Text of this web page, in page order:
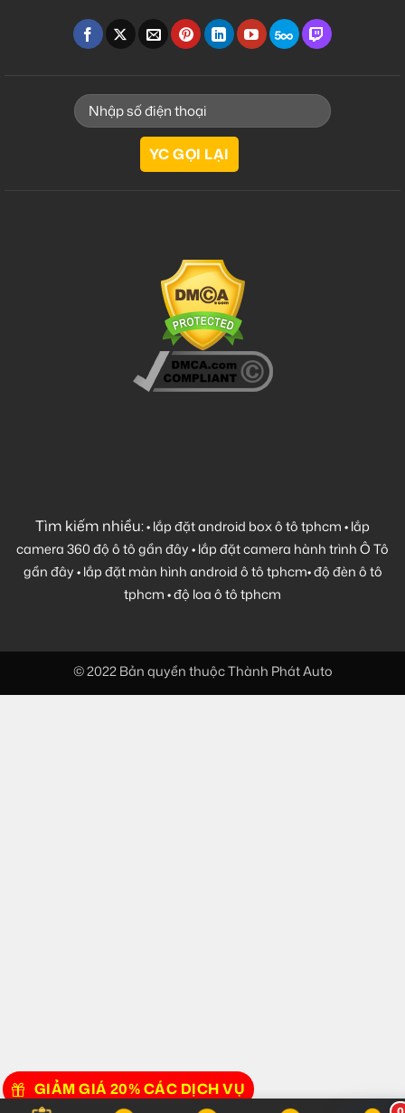
Tìm kiếm nhiều:•lắp đặt android box ô tô tphcm•lắp
camera 360 độ ô tô gần đây•lắp đặt camera hành trình Ô Tô
gần đây•lắp đặt màn hình android ô tô tphcm•độ đèn ô tô
tphcm•độ loa ô tô tphcm
GIẢM GIÁ 20% CÁC DỊCH VỤ
© 2022 Bản quyền thuộc Thành Phát Auto